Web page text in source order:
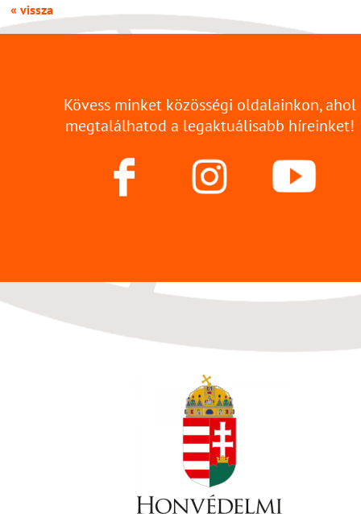
« vissza
Kövess minket közösségi oldalainkon, ahol
megtalálhatod a legaktuálisabb híreinket!